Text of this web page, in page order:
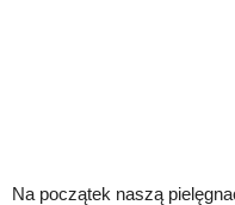
Na początek naszą